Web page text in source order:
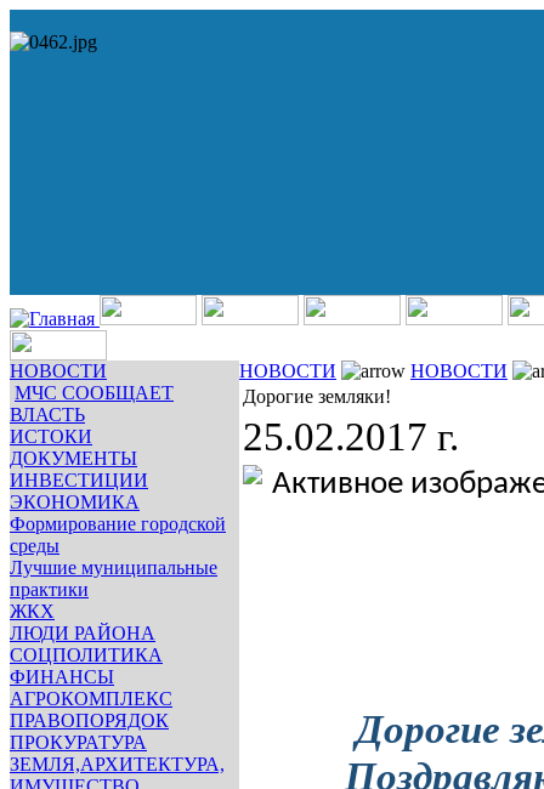
НОВОСТИ
МЧС СООБЩАЕТ
ВЛАСТЬ
ИСТОКИ
ДОКУМЕНТЫ
ИНВЕСТИЦИИ
ЭКОНОМИКА
Формирование городской
среды
Лучшие муниципальные
практики
ЖКХ
ЛЮДИ РАЙОНА
СОЦПОЛИТИКА
ФИНАНСЫ
АГРОКОМПЛЕКС
ПРАВОПОРЯДОК
ПРОКУРАТУРА
ЗЕМЛЯ,АРХИТЕКТУРА,
НОВОСТИ
НОВОСТИ
Дорогие земляки!
25.02.2017 г.
Дорогие